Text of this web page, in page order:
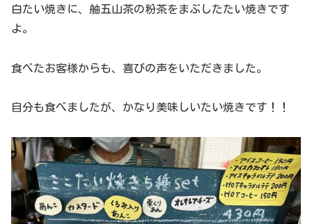
白たい焼きに、舳五山茶の粉茶をまぶしたたい焼きです
よ。
食べたお客様からも、喜びの声をいただきました。
自分も食べましたが、かなり美味しいたい焼きです！！